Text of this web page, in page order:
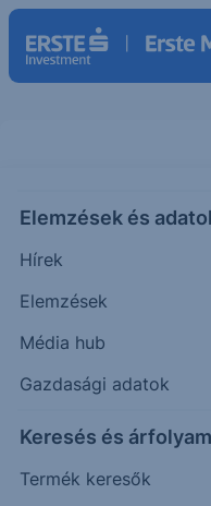
Elemzések és
Hírek
Elemzések
Média hub
Gazdasági adatok
Keresés és
Termék keresők
BAS(XETRA)
BASF N ORD
51.50
Időpont: 26.08.07. 17:34
Előző záró:
51.32
Árfolyamértesítő
További információk